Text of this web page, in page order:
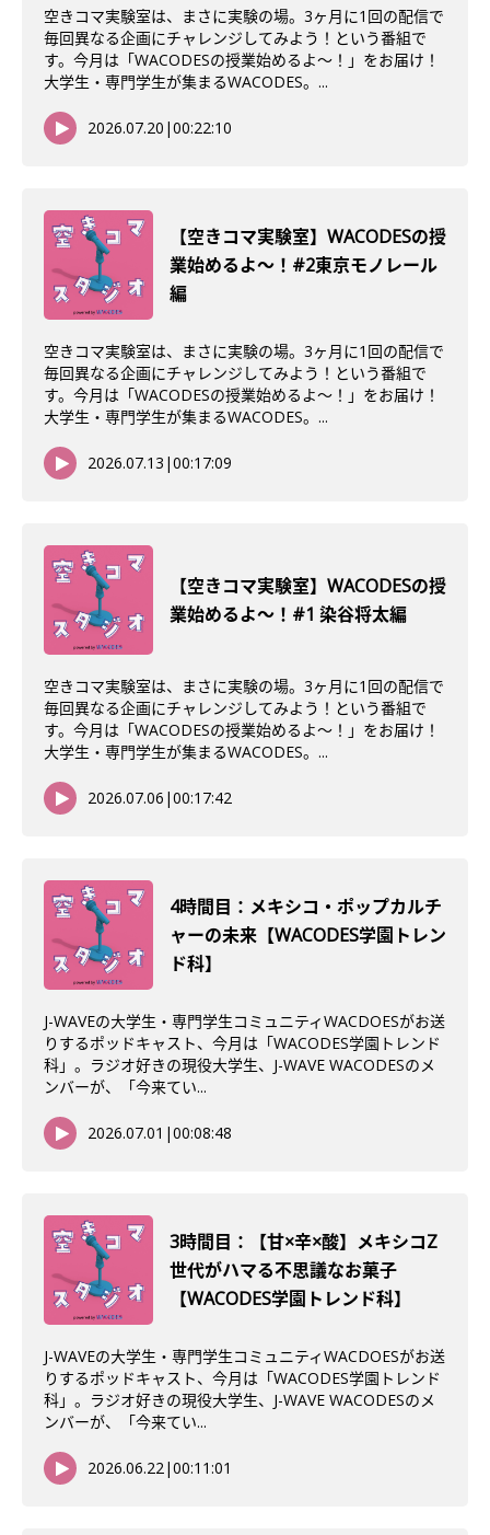
空きコマ実験室は、まさに実験の場。3ヶ月に1回の配信で
毎回異なる企画にチャレンジしてみよう！という番組で
す。今月は「WACODESの授業始めるよ～！」をお届け！
大学生・専門学生が集まるWACODES。...
2026.07.20 |00:22:10
【空きコマ実験室】WACODESの授
業始めるよ〜！#2東京モノレール
編
空きコマ実験室は、まさに実験の場。3ヶ月に1回の配信で
毎回異なる企画にチャレンジしてみよう！という番組で
す。今月は「WACODESの授業始めるよ～！」をお届け！
大学生・専門学生が集まるWACODES。...
2026.07.13 |00:17:09
【空きコマ実験室】WACODESの授
業始めるよ～！#1 染谷将太編
空きコマ実験室は、まさに実験の場。3ヶ月に1回の配信で
毎回異なる企画にチャレンジしてみよう！という番組で
す。今月は「WACODESの授業始めるよ～！」をお届け！
大学生・専門学生が集まるWACODES。...
2026.07.06 |00:17:42
4時間目：メキシコ・ポップカルチ
ャーの未来【WACODES学園トレン
ド科】
J-WAVEの大学生・専門学生コミュニティWACDOESがお送
りするポッドキャスト、今月は「WACODES学園トレンド
科」。ラジオ好きの現役大学生、J-WAVE WACODESのメ
ンバーが、「今来てい...
2026.07.01 |00:08:48
3時間目：【甘×辛×酸】メキシコZ
世代がハマる不思議なお菓子
【WACODES学園トレンド科】
J-WAVEの大学生・専門学生コミュニティWACDOESがお送
りするポッドキャスト、今月は「WACODES学園トレンド
科」。ラジオ好きの現役大学生、J-WAVE WACODESのメ
ンバーが、「今来てい...
2026.06.22|00:11:01